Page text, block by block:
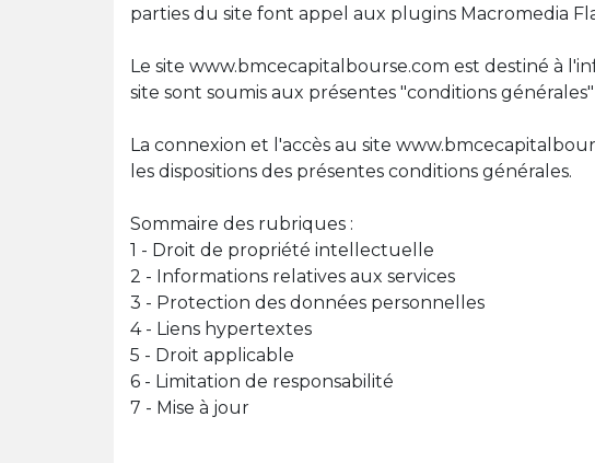
parties du site font appel aux plugins Macromedia
Le site www.bmcecapitalbourse.com est destiné à
site sont soumis aux présentes "conditions
La connexion et l'accès au site
les dispositions des présentes conditions générales.
Sommaire des rubriques :
1 - Droit de propriété intellectuelle
2 - Informations relatives aux services
3 - Protection des données personnelles
4 - Liens hypertextes
5 - Droit applicable
6 - Limitation de responsabilité
7 - Mise à jour